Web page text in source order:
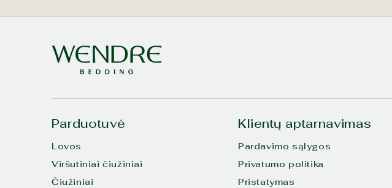
Parduotuvė
Lovos
Viršutiniai čiužiniai
Čiužiniai
Klientų aptarnavimas
Pardavimo sąlygos
Privatumo politika
Pristatymas